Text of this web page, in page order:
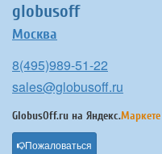
globusoff
Москва
8(495)989-51-22
sales@globusoff.ru
GlobusOff.ru на Яндекс.Маркете
Пожаловаться